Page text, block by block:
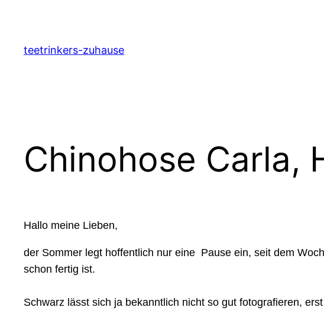
springen
teetrinkers-zuhause
Chinohose Carla,
Hallo meine Lieben,
der Sommer legt hoffentlich nur eine Pause ein, seit dem
schon fertig ist.
Schwarz lässt sich ja bekanntlich nicht so gut fotografieren,